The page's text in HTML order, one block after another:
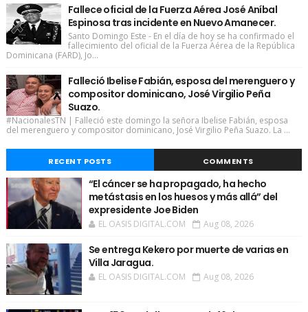
Fallece oficial de la Fuerza Aérea José Aníbal
Espinosa tras incidente en Nuevo Amanecer.
Santo Domingo Este - En el día de hoy se ha confirmado el
fallecimiento del oficial de la Fuerza Aérea de la República
Dominicana (FARD), Jo...
Falleció Ibelise Fabián, esposa del merenguero y
compositor dominicano, José Virgilio Peña
Suazo.
#NacionalesTN | Falleció este domingo la señora Ibelise Fabián, esposa
del merenguero y compositor dominicano, José Virgilio Peña Suazo. La ...
RECENT POSTS COMMENTS
“El cáncer se ha propagado, ha hecho
metástasis en los huesos y más allá” del
expresidente Joe Biden
EL OASIS DIGITAL.COM Aug 08, 2026
Se entrega Kekero por muerte de varias en
Villa Jaragua.
EL OASIS DIGITAL.COM Aug 08, 2026